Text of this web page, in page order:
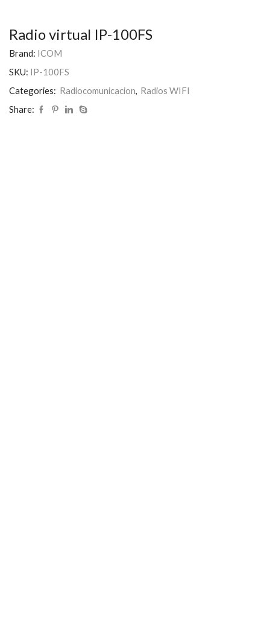
Radio virtual IP-100FS
Brand: ICOM
SKU: IP-100FS
Categories: Radiocomunicacion, Radios WIFI
Share: